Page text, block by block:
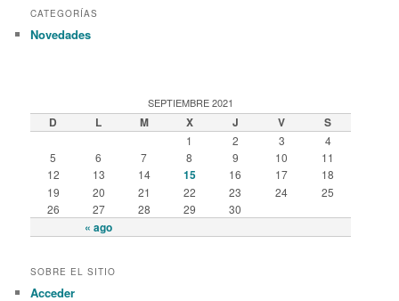
CATEGORÍAS
Novedades
SEPTIEMBRE 2021
D L M X J V S
« ago
1 2 3
4
5
6 7 8 9 10
11
12
13 14 15 16 17
18
19
20 21 22 23 24
25
26
27 28 29 30
SOBRE EL SITIO
Acceder